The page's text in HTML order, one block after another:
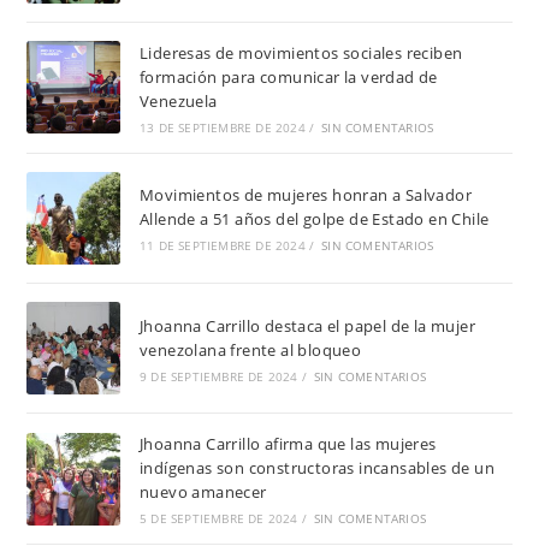
Lideresas de movimientos sociales reciben
formación para comunicar la verdad de
Venezuela
13 DE SEPTIEMBRE DE 2024 / SIN COMENTARIOS
Movimientos de mujeres honran a Salvador
Allende a 51 años del golpe de Estado en Chile
11 DE SEPTIEMBRE DE 2024 / SIN COMENTARIOS
Jhoanna Carrillo destaca el papel de la mujer
venezolana frente al bloqueo
9 DE SEPTIEMBRE DE 2024 / SIN COMENTARIOS
Jhoanna Carrillo afirma que las mujeres
indígenas son constructoras incansables de un
nuevo amanecer
5 DE SEPTIEMBRE DE 2024 / SIN COMENTARIOS